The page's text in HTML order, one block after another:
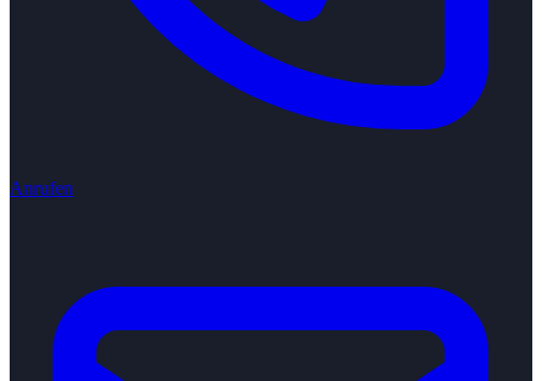
Anrufen